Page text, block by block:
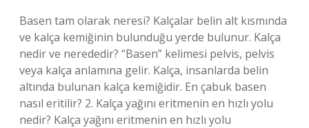
Basen tam olarak neresi? Kalçalar belin alt kısmında
ve kalça kemiğinin bulunduğu yerde bulunur. Kalça
nedir ve nerededir? “Basen” kelimesi pelvis, pelvis
veya kalça anlamına gelir. Kalça, insanlarda belin
altında bulunan kalça kemiğidir. En çabuk basen
nasıl eritilir? 2. Kalça yağını eritmenin en hızlı yolu
nedir? Kalça yağını eritmenin en hızlı yolu